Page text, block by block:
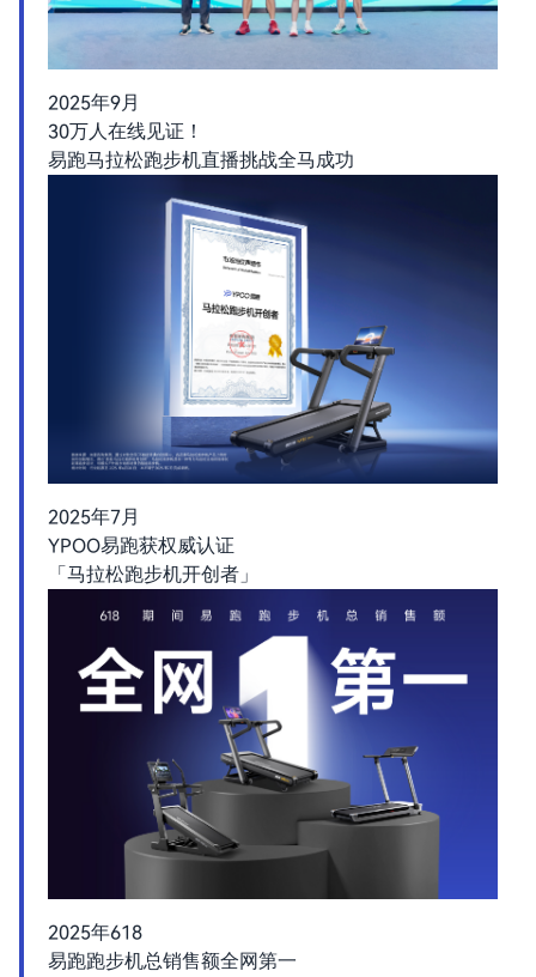
2025年9月
30万人在线见证！
易跑马拉松跑步机直播挑战全马成功
2025年7月
YPOO易跑获权威认证
「马拉松跑步机开创者」
2025年618
易跑跑步机总销售额全网第一